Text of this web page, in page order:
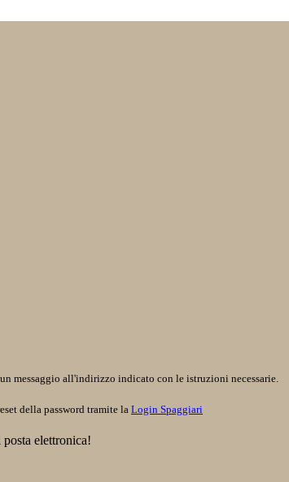
messaggio all'indirizzo indicato con le istruzioni necessarie.
della password tramite la Login Spaggiari
elettronica!